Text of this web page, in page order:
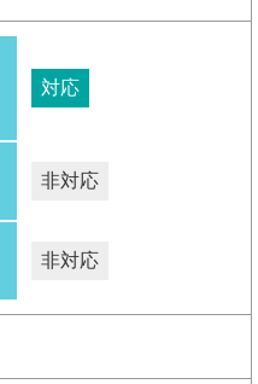
対応
非対応
非対応